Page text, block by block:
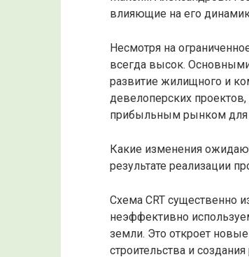
влияющие на его
Несмотря на
всегда высок.
развитие жилищного и
девелоперских проектов,
прибыльным рынком для
Какие изменения
результате реализации
Схема CRT существенно
неэффективно
земли. Это откроет
строительства и